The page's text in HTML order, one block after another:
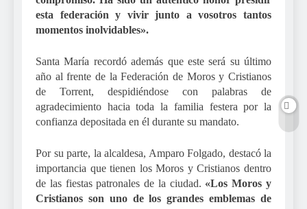
esta federación y vivir junto a vosotros tantos
momentos inolvidables».
Santa María recordó además que este será su último
año al frente de la Federación de Moros y Cristianos
de Torrent, despidiéndose con palabras de
agradecimiento hacia toda la familia festera por la
confianza depositada en él durante su mandato.
Por su parte, la alcaldesa, Amparo Folgado, destacó la
importancia que tienen los Moros y Cristianos dentro
de las fiestas patronales de la ciudad. «Los Moros y
Cristianos son uno de los grandes emblemas de